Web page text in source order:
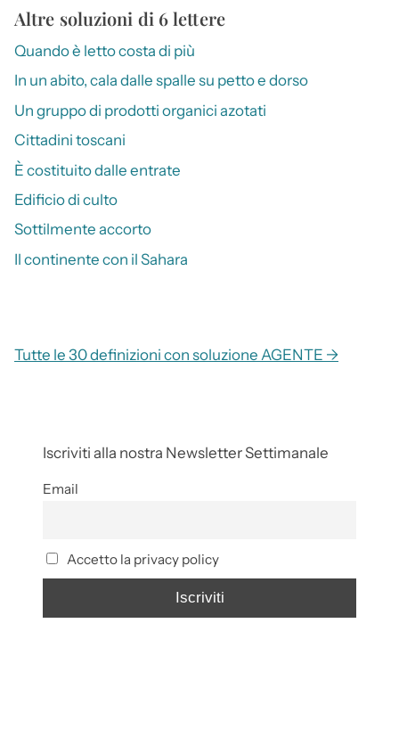
Altre soluzioni di 6 lettere
Quando è letto costa di più
In un abito, cala dalle spalle su petto e dorso
Un gruppo di prodotti organici azotati
Cittadini toscani
È costituito dalle entrate
Edificio di culto
Sottilmente accorto
Il continente con il Sahara
Tutte le 30 definizioni con soluzione AGENTE →
Iscriviti alla nostra Newsletter Settimanale
Email
Accetto la privacy policy